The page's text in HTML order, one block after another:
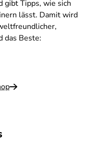
gibt Tipps, wie sich
lässt. Damit wird
das Beste: